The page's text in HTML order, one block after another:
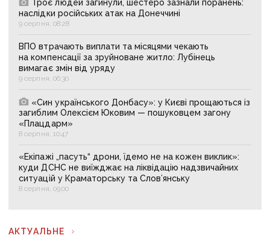
Троє людей загинули, шестеро зазнали поранень:
наслідки російських атак на Донеччині
9 серпня, 08:28
ВПО втрачають виплати та місяцями чекають
на компенсації за зруйноване житло: Лубінець
вимагає змін від уряду
9 серпня, 06:30
«Син українського Донбасу»: у Києві прощаються із
загиблим Олексієм Юковим — пошуковцем загону
«Плацдарм»
8 серпня, 10:47
«Екіпажі „пасуть“ дрони, їдемо не на кожен виклик»:
куди ДСНС не виїжджає на ліквідацію надзвичайних
ситуацій у Краматорську та Слов’янську
8 серпня, 09:00
АКТУАЛЬНЕ